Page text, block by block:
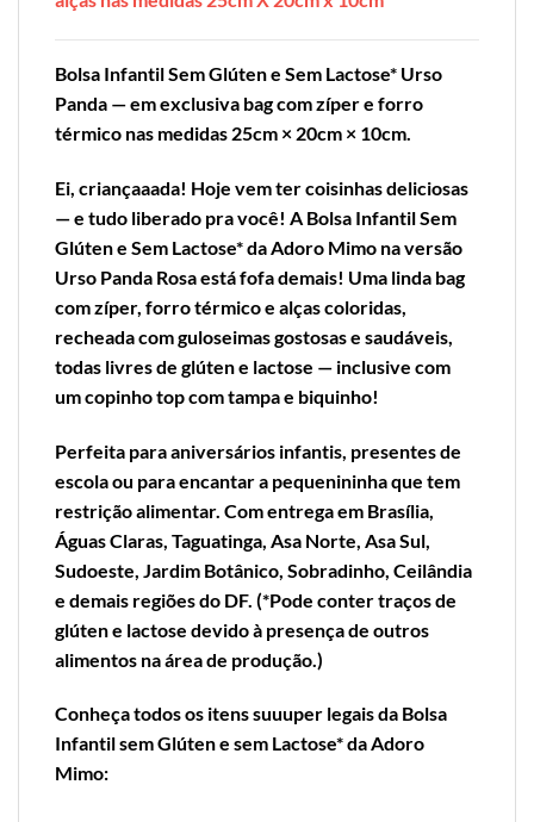
Bolsa Infantil Sem Glúten e Sem Lactose* Urso
Panda — em exclusiva bag com zíper e forro
térmico nas medidas 25cm × 20cm × 10cm.
Ei, criançaaada! Hoje vem ter coisinhas deliciosas
— e tudo liberado pra você! A Bolsa Infantil Sem
Glúten e Sem Lactose* da Adoro Mimo na versão
Urso Panda Rosa está fofa demais! Uma linda bag
com zíper, forro térmico e alças coloridas,
recheada com guloseimas gostosas e saudáveis,
todas livres de glúten e lactose — inclusive com
um copinho top com tampa e biquinho!
Perfeita para aniversários infantis, presentes de
escola ou para encantar a pequenininha que tem
restrição alimentar. Com entrega em Brasília,
Águas Claras, Taguatinga, Asa Norte, Asa Sul,
Sudoeste, Jardim Botânico, Sobradinho, Ceilândia
e demais regiões do DF. (*Pode conter traços de
glúten e lactose devido à presença de outros
alimentos na área de produção.)
Conheça todos os itens suuuper legais da Bolsa
Infantil sem Glúten e sem Lactose*da Adoro
Mimo: